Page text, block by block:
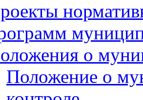
о
Положение о